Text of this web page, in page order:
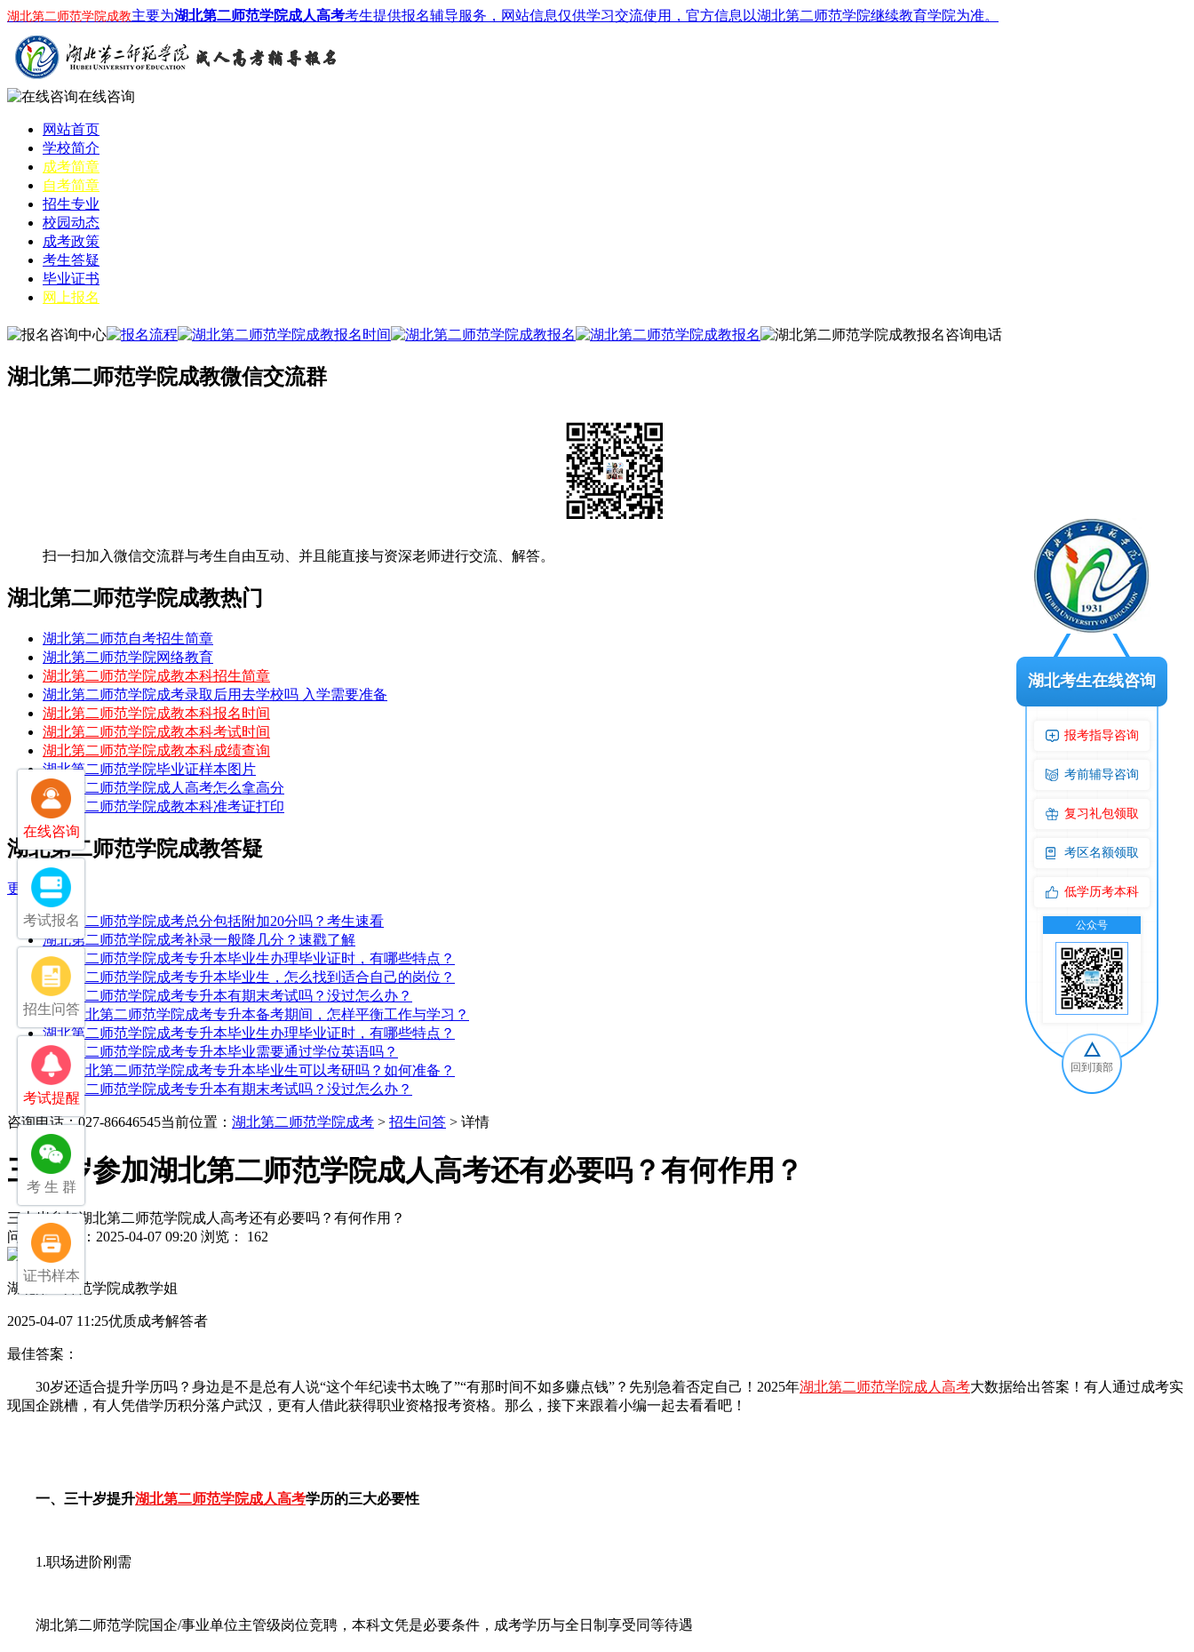
湖北第二师范学院成教主要为湖北第二师范学院成人高考考生提供报名辅导服务，网站信息仅供学习交流使用，官方信息以湖北第二师范学院继续教育学院为准。
在线咨询
网站首页
学校简介
成考简章
自考简章
招生专业
校园动态
成考政策
考生答疑
毕业证书
网上报名
湖北第二师范学院成教微信交流群
扫一扫加入微信交流群与考生自由互动、并且能直接与资深老师进行交流、解答。
湖北第二师范学院成教热门
湖北第二师范自考招生简章
湖北第二师范学院网络教育
湖北第二师范学院成教本科招生简章
湖北第二师范学院成考录取后用去学校吗 入学需要准备
湖北第二师范学院成教本科报名时间
湖北第二师范学院成教本科考试时间
湖北第二师范学院成教本科成绩查询
湖北第二师范学院毕业证样本图片
湖北第二师范学院成人高考怎么拿高分
湖北第二师范学院成教本科准考证打印
湖北第二师范学院成教答疑
更多
湖北第二师范学院成考总分包括附加20分吗？考生速看
湖北第二师范学院成考补录一般降几分？速戳了解
湖北第二师范学院成考专升本毕业生办理毕业证时，有哪些特点？
湖北第二师范学院成考专升本毕业生，怎么找到适合自己的岗位？
湖北第二师范学院成考专升本有期末考试吗？没过怎么办？
25年湖北第二师范学院成考专升本备考期间，怎样平衡工作与学习？
湖北第二师范学院成考专升本毕业生办理毕业证时，有哪些特点？
湖北第二师范学院成考专升本毕业需要通过学位英语吗？
25年湖北第二师范学院成考专升本毕业生可以考研吗？如何准备？
湖北第二师范学院成考专升本有期末考试吗？没过怎么办？
咨询电话：027-86646545当前位置： 湖北第二师范学院成考 > 招生问答 > 详情
三十岁参加湖北第二师范学院成人高考还有必要吗？有何作用？
三十岁参加湖北第二师范学院成人高考还有必要吗？有何作用？
问
发布日期：2025-04-07 09:20 浏览： 162
湖北第二师范学院成教学姐
2025-04-07 11:25优质成考解答者
最佳答案：
30岁还适合提升学历吗？身边是不是总有人说“这个年纪读书太晚了”“有那时间不如多赚点钱”？先别急着否定自己！2025年湖北第二师范学院成人高考大数据给出答案！有人通过成考实
现国企跳槽，有人凭借学历积分落户武汉，更有人借此获得职业资格报考资格。那么，接下来跟着小编一起去看看吧！
一、三十岁提升湖北第二师范学院成人高考学历的三大必要性
1.职场进阶刚需
湖北第二师范学院国企/事业单位主管级岗位竞聘，本科文凭是必要条件，成考学历与全日制享受同等待遇
在线咨询
考试报名
招生问答
考试提醒
考 生 群
证书样本
湖北考生在线咨询
报考指导咨询
考前辅导咨询
复习礼包领取
考区名额领取
低学历考本科
公众号
回到顶部